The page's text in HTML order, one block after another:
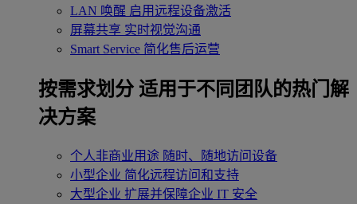
LAN 唤醒 启用远程设备激活
屏幕共享 实时视觉沟通
Smart Service 简化售后运营
按需求划分 适用于不同团队的热门解
决方案
个人非商业用途 随时、随地访问设备
小型企业 简化远程访问和支持
大型企业 扩展并保障企业 IT 安全